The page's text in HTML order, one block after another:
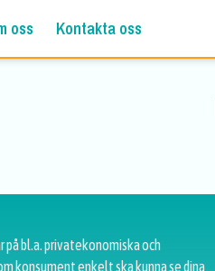
oss Kontakta oss
bl.a. privatekonomiska och
konsument enkelt ska kunna se dina